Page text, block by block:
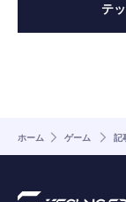
テ
ホーム ゲーム 記